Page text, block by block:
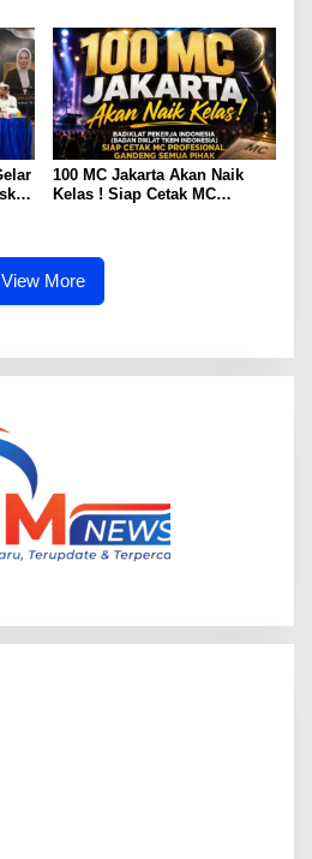
Ketua Umum Periode Th 2026
– 2031
100 MC Jakarta Akan Naik
Kelas ! Siap Cetak MC
View More